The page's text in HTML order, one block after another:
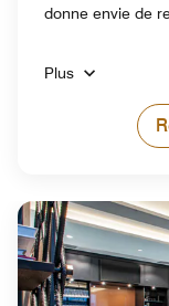
donne envie de
Plus